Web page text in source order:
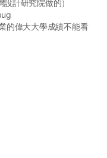
計研究院做的）
的偉大大學成績不能看